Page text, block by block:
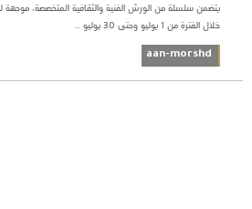
يتضمن سلسلة من الورش الفنية والثقافية المتخصصة، موجهة
خلال الفترة من 1 يوليو وحتى 30 يوليو ...
aan-morshd